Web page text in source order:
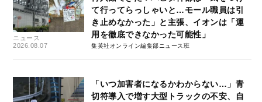
ニュース
2026.08.07
て行ってらっしゃいと…モール職員は引
き止めなかった」と主張、イオンは「運
用を徹底できなかった可能性」
集英社オンライン編集部ニュース班
「いつ加害者になるかわからない…」青
切符導入で増す大型トラックの不安、自